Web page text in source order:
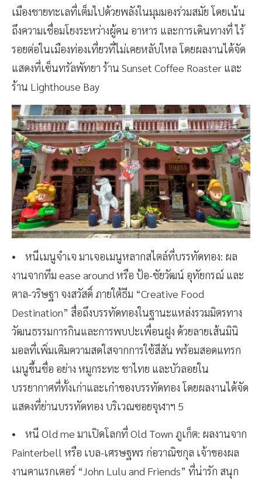
เมืองชายทะเลที่เต็มไปด้วยพลังในมุมมองร่วมสมัย โดยเน้น
ถึงความเชื่อมโยงระหว่างผู้คน อาหาร และการเดินทางที่ ไร้
รอยต่อในเมืองท่องเที่ยวที่ไม่เคยหลับใหล โดยผลงานได้จัด
แสดงที่เซ็นทรัลพัทยา ร้าน Sunset Coffee Roaster และ
ร้าน Lighthouse Bay
• หนีเมนูจำเจ มาเจอเมนูหลากสไตล์ที่บรรทัดทอง: ผล
งานจากทีม ease around หรือ ป้อ-ชัยวัฒน์ อุทัยกรณ์ และ
ตาล-วริษฐา จงสวัสดิ์ ภายใต้ธีม “Creative Food
Destination” สื่อถึงบรรทัดทองในฐานะแหล่งรวมมิตรทาง
วัฒนธรรมการกินและการพบปะเพื่อนฝูง ด้วยลายเส้นมินิ
มอลที่เพิ่มเติมความสดใสจากการใช้สีสัน พร้อมสอดแทรก
เมนูขึ้นชื่อ อย่าง หมูกระทะ ชาไทย และบัวลอยใน
บรรยากาศที่ทั้งเก่าและเก๋าของบรรทัดทอง โดยผลงานได้จัด
แสดงที่ย่านบรรทัดทอง บริเวณซอยจุฬาฯ 5
• หนี Old me มาเปิดโลกที่ Old Town ภูเก็ต: ผลงานจาก
Painterbell หรือ เบล-เศรษฐพร ก่อวาณิชกุล เจ้าของผล
งานคาแรกเตอร์ “John Lulu and Friends” ที่น่ารัก สนุก